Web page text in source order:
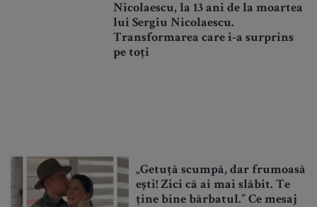
Nicolaescu, la 13 ani de la moartea
lui Sergiu Nicolaescu.
Transformarea care i-a surprins
pe toți
„Getuță scumpă, dar frumoasă
ești! Zici că ai mai slăbit. Te
ține bine bărbatul.” Ce mesaj